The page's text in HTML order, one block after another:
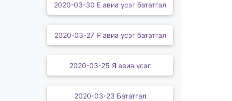
2020-03-30 Е авиа үсэг бататгал
2020-03-27 Я авиа үсэг бататгал
2020-03-25 Я авиа үсэг
2020-03-23 Бататгал